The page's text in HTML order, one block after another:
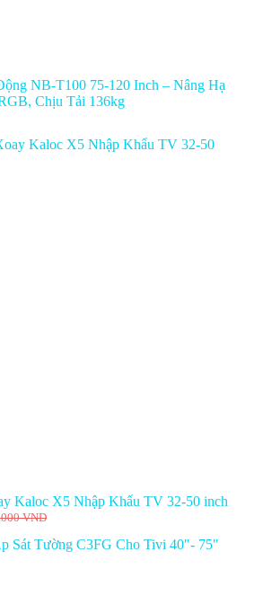
NB-T100 75-120 Inch – Nâng Hạ
Chịu Tải 136kg
Kaloc X5 Nhập Khẩu TV 32-50 inch
VND